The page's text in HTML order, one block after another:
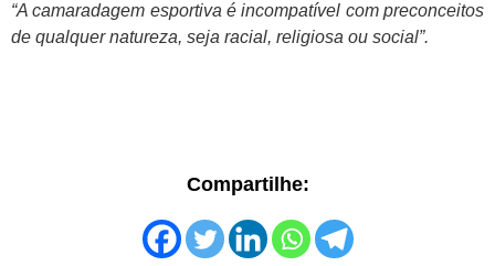
“A camaradagem esportiva é incompatível com preconceitos
de qualquer natureza, seja racial, religiosa ou social”.
Compartilhe: